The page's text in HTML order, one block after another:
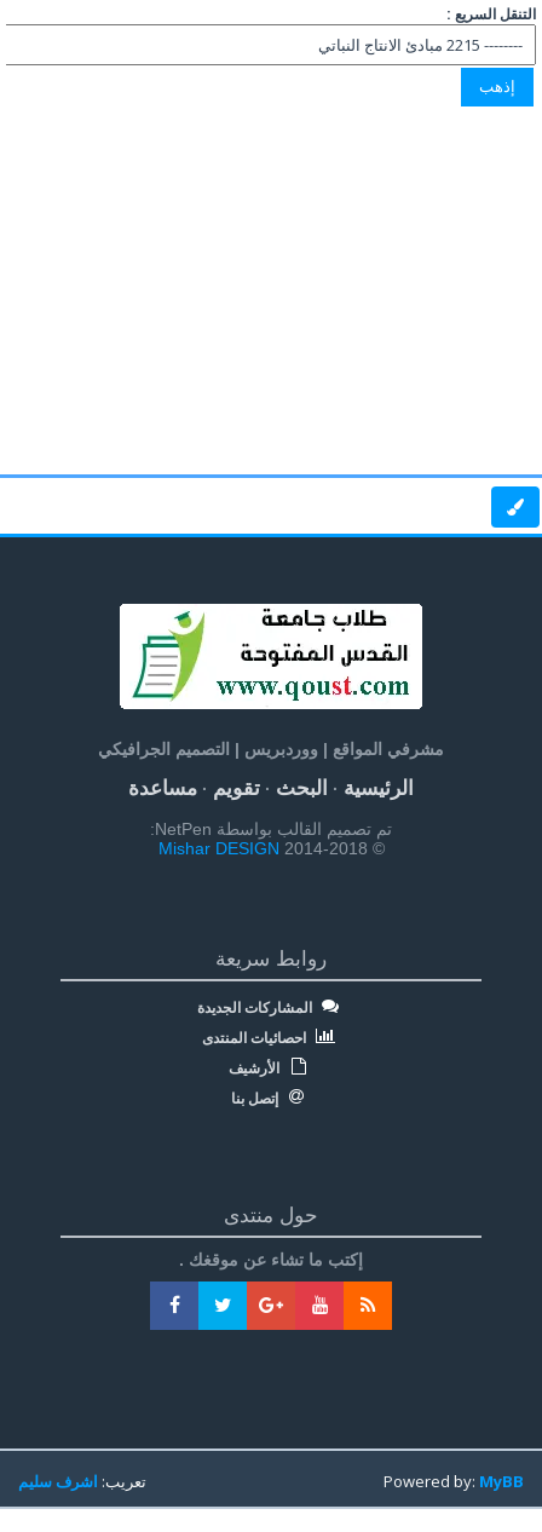
التنقل السريع :
مشرفي المواقع | ووردبريس | التصميم الجرافيكي
الرئيسية· البحث· تقويم· مساعدة
تم تصميم القالب بواسطة NetPen:
© 2014-2018
Mishar DESIGN
روابط سريعة
المشاركات الجديدة
احصائيات المنتدى
الأرشيف
إتصل بنا
حول منتدى
إكتب ما تشاء عن موقغك .
تعريب:اشرف سليم Powered by:MyBB